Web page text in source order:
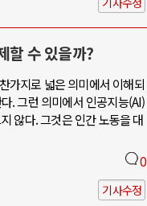
할 수 있을까?
가지로 넓은 의미에서 이해되
. 그런 의미에서 인공지능(AI)
않다. 그것은 인간 노동을 대
0
기사수정